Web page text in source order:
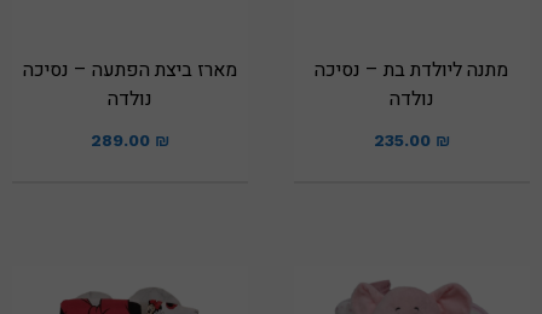
מתנה ליולדת בת – נסיכה
נולדה
235.00 ₪
מארז ביצת הפתעה – נסיכה
נולדה
289.00 ₪